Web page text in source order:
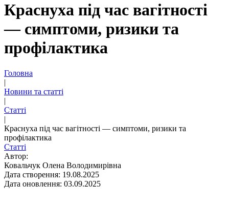
Краснуха під час вагітності
— симптоми, ризики та
профілактика
Головна
|
Новини та статті
|
Статті
|
Краснуха під час вагітності — симптоми, ризики та
профілактика
Статті
Автор:
Ковальчук Олена Володимирівна
Дата створення: 19.08.2025
Дата оновлення: 03.09.2025